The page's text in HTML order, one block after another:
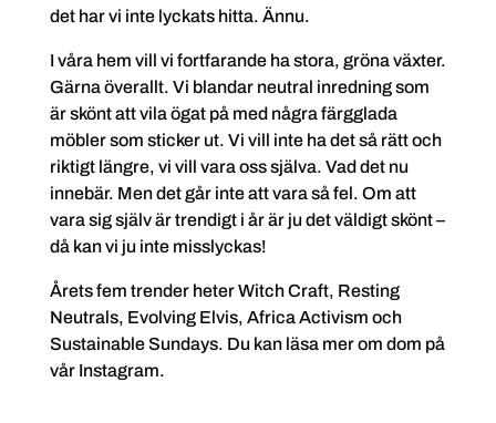
det har vi inte lyckats hitta. Ännu.
I våra hem vill vi fortfarande ha stora, gröna växter.
Gärna överallt. Vi blandar neutral inredning som
är skönt att vila ögat på med några färgglada
möbler som sticker ut. Vi vill inte ha det så rätt och
riktigt längre, vi vill vara oss själva. Vad det nu
innebär. Men det går inte att vara så fel. Om att
vara sig själv är trendigt i år är ju det väldigt skönt –
då kan vi ju inte misslyckas!
Årets fem trender heter Witch Craft, Resting
Neutrals, Evolving Elvis, Africa Activism och
Sustainable Sundays. Du kan läsa mer om dom på
vår Instagram.